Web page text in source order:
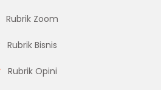
Rubrik Zoom
Rubrik Bisnis
Rubrik Opini